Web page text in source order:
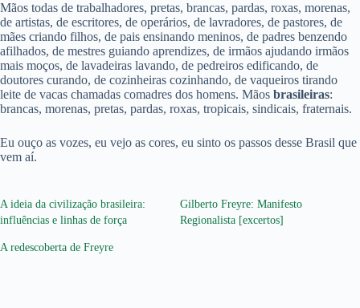
Mãos todas de trabalhadores, pretas, brancas, pardas, roxas, morenas,
de artistas, de escritores, de operários, de lavradores, de pastores, de
mães criando filhos, de pais ensinando meninos, de padres benzendo
afilhados, de mestres guiando aprendizes, de irmãos ajudando irmãos
mais moços, de lavadeiras lavando, de pedreiros edificando, de
doutores curando, de cozinheiras cozinhando, de vaqueiros tirando
leite de vacas chamadas comadres dos homens. Mãos brasileiras:
brancas, morenas, pretas, pardas, roxas, tropicais, sindicais, fraternais.
Eu ouço as vozes, eu vejo as cores, eu sinto os passos desse Brasil que
vem aí.
A ideia da civilização brasileira:
influências e linhas de força
Gilberto Freyre: Manifesto
Regionalista [excertos]
A redescoberta de Freyre